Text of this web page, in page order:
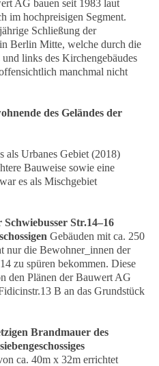
AG bauen seit 1983 laut
im hochpreisigen Segment.
Schließung der
Berlin Mitte, welche durch die
links des Kirchengebäudes
manchmal nicht
des Geländes der
als Urbanes Gebiet (2018)
Bauweise sowie eine
es als Mischgebiet
Str.14–16
Gebäuden mit ca. 250
nur die Bewohner_innen der
zu spüren bekommen. Diese
den Plänen der Bauwert AG
B an das Grundstück
Brandmauer des
ca. 40m x 32m errichtet